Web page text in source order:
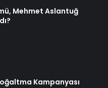
Mehmet Aslantuğ
Kampanyası